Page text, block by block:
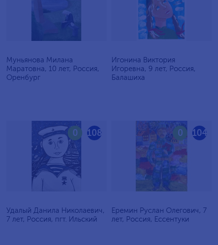
Муньянова Милана
Маратовна, 10 лет, Россия,
Оренбург
Игонина Виктория
Игоревна, 9 лет, Россия,
Балашиха
108
0
Удалый Данила Николаевич,
7 лет, Россия, пгт. Ильский
104
0
Еремин Руслан Олегович, 7
лет, Россия, Ессентуки